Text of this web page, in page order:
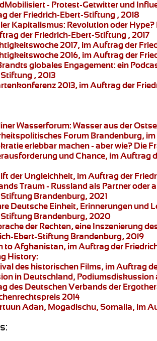
- Protest-Getwitter und
der Friedrich-Ebert-Stiftung , 2018
Kapitalismus: Revolution oder Hype?
der Friedrich-Ebert-Stiftung , 2017
2017, im Auftrag der
2016, im Auftrag der
globales Engagement: ein
, 2013
2013, im Auftrag der
Wasserforum:Wasser aus der
Forum Brandenburg,
erlebbar machen - aber wie? Die
und Chance, im Auftrag
der Ungleichheit, im Auftrag der
Traum - Russland als Partner oder
Brandenburg, 2021
Deutsche Einheit, Erinnerungen und
Brandenburg, 2020
der Rechten, eine Inszenierung
Ebert-Stiftung Brandenburg, 2019
to Afghanistan, im Auftrag der
History:
des historischen Films, im Auftrag
in Deutschland, Podiumsdiskussion
des Deutschen Verbands der
2014
Adan, Mogadischu, Somalia, im